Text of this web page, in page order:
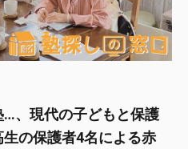
…、現代の子どもと保護
の保護者4名による赤